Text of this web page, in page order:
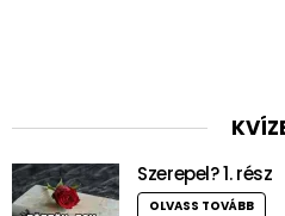
Szerepel? 1. rész
OLVASS TOVÁBB